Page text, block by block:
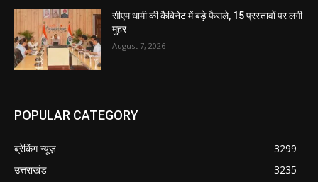
सीएम धामी की कैबिनेट में बड़े फैसले, 15 प्रस्तावों पर लगी
मुहर
August 7, 2026
POPULAR CATEGORY
ब्रेकिंग न्यूज़
3299
उत्तराखंड
3235